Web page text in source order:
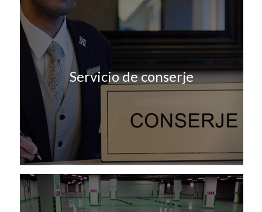
Servicio de conserje